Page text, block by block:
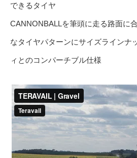
できるタイヤ
CANNONBALLを筆頭に走る路面に
なタイヤパターンにサイズラインナ
ィとのコンパーチブル仕様